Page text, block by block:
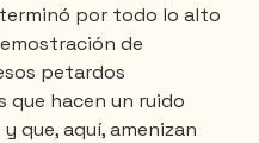
por todo lo alto
de
petardos
que hacen un ruido
que, aquí, amenizan